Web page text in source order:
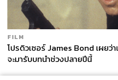
FILM
โปรดิวเซอร์ James Bond เผยว่
จะมารับบทนำช่วงปลายปีนี้